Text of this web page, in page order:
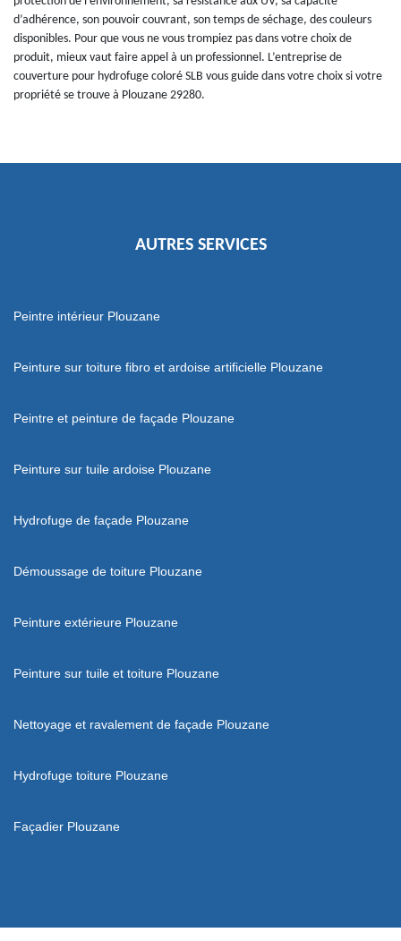
d’adhérence, son pouvoir couvrant, son temps de séchage, des couleurs
disponibles. Pour que vous ne vous trompiez pas dans votre choix de
produit, mieux vaut faire appel à un professionnel. L’entreprise de
couverture pour hydrofuge coloré SLB vous guide dans votre choix si votre
propriété se trouve à Plouzane 29280.
AUTRES SERVICES
Peintre intérieur Plouzane
Peinture sur toiture fibro et ardoise artificielle Plouzane
Peintre et peinture de façade Plouzane
Peinture sur tuile ardoise Plouzane
Hydrofuge de façade Plouzane
Démoussage de toiture Plouzane
Peinture extérieure Plouzane
Peinture sur tuile et toiture Plouzane
Nettoyage et ravalement de façade Plouzane
Hydrofuge toiture Plouzane
Façadier Plouzane